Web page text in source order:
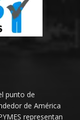
punto de
de América
representan